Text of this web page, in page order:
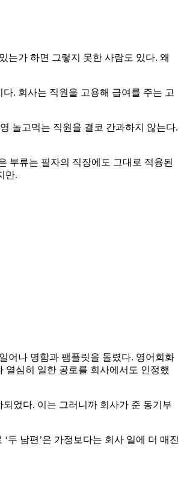
는가 하면 그렇지 못한 사람도 있다. 왜
. 회사는 직원을 고용해 급여를 주는 고
놀고먹는 직원을 결코 간과하지 않는다.
부류는 필자의 직장에도 그대로 적용된
만.
어나 명함과 팸플릿을 돌렸다. 영어회화
열심히 일한 공로를 회사에서도 인정했
었다. 이는 그러니까 회사가 준 동기부
두 남편’은 가정보다는 회사 일에 더 매진